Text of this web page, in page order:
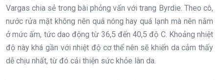
Vargas chia sẻ trong bài phỏng vấn với trang Byrdie. Theo cô,
nước rửa mặt không nên quá nóng hay quá lạnh mà nên nằm
ở mức ấm, tức dao động từ 36,5 đến 40,5 độ C. Khoảng nhiệt
độ này khá gần với nhiệt độ cơ thể nên sẽ khiến da cảm thấy
dễ chịu nhất, từ đó cải thiện sức khỏe làn da.